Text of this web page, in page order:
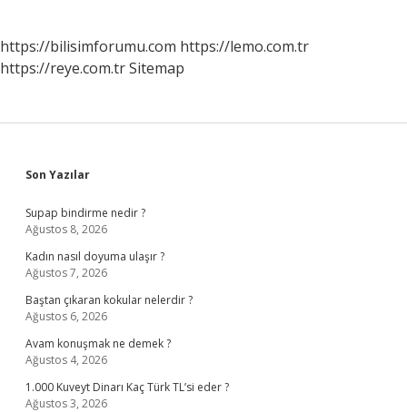
https://bilisimforumu.com https://lemo.com.tr
https://reye.com.trSitemap
Sidebar
Son Yazılar
Supap bindirme nedir ?
Ağustos 8, 2026
Kadın nasıl doyuma ulaşır ?
Ağustos 7, 2026
Baştan çıkaran kokular nelerdir ?
Ağustos 6, 2026
Avam konuşmak ne demek ?
Ağustos 4, 2026
1.000 Kuveyt Dinarı Kaç Türk TL’si eder ?
Ağustos 3, 2026